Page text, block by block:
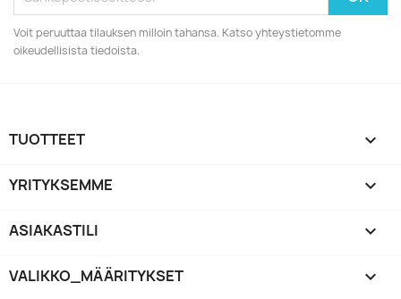
Voit peruuttaa tilauksen milloin tahansa. Katso yhteystietomme
oikeudellisista tiedoista.
TUOTTEET 
YRITYKSEMME 
ASIAKASTILI 
VALIKKO_MÄÄRITYKSET keyboard_arrow_down